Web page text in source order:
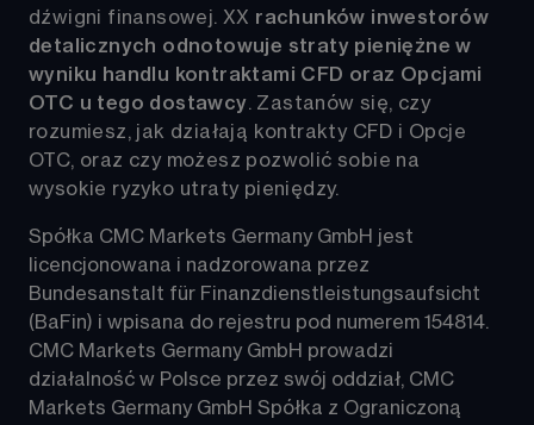
dźwigni finansowej. XX rachunków inwestorów
detalicznych odnotowuje straty pieniężne w
wyniku handlu kontraktami CFD oraz Opcjami
OTC u tego dostawcy. Zastanów się, czy
rozumiesz, jak działają kontrakty CFD i Opcje
OTC, oraz czy możesz pozwolić sobie na
wysokie ryzyko utraty pieniędzy.
Spółka CMC Markets Germany GmbH jest
licencjonowana i nadzorowana przez
Bundesanstalt für Finanzdienstleistungsaufsicht
(BaFin) i wpisana do rejestru pod numerem 154814.
CMC Markets Germany GmbH prowadzi
działalność w Polsce przez swój oddział, CMC
Markets Germany GmbH Spółka z Ograniczoną